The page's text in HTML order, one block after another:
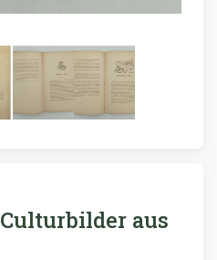
Culturbilder aus